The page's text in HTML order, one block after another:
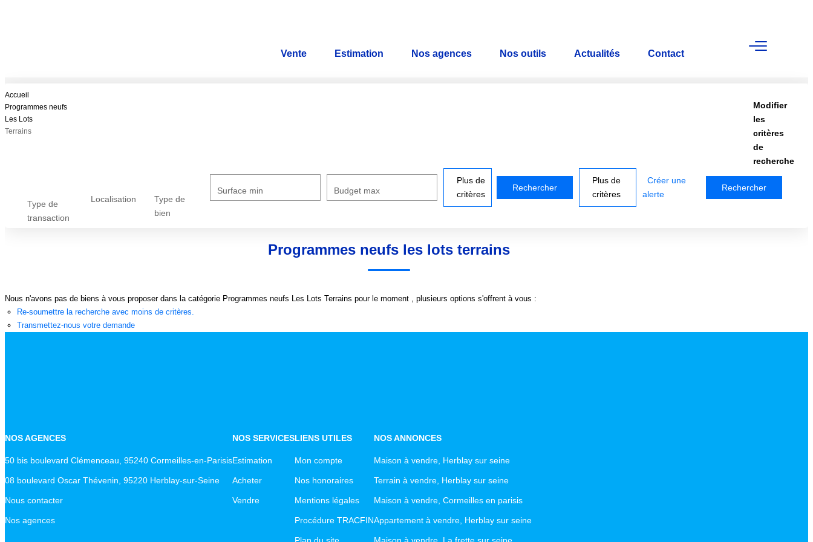
Vente Estimation Nos agences Nos outils Actualités Contact
ESTIMATION
Avis Clients
Accueil
Programmes neufs
Les Lots
Terrains
Modifier
les
critères
de
recherche
Type de
transaction
Localisation
Type de
bien
Surface min Budget max
Plus de
critères
Plus de
critères
Créer une
alerte
Programmes neufs les lots terrains
Nous n'avons pas de biens à vous proposer dans la catégorie Programmes neufs Les Lots Terrains pour le moment , plusieurs options s'offrent à vous :
Re-soumettre la recherche avec moins de critères.
Transmettez-nous votre demande
NOS AGENCES
50 bis boulevard Clémenceau, 95240 Cormeilles-en-Parisis
08 boulevard Oscar Thévenin, 95220 Herblay-sur-Seine
Nous contacter
Nos agences
NOS SERVICES
Estimation
Acheter
Vendre
LIENS UTILES
Mon compte
Nos honoraires
Mentions légales
Procédure TRACFIN
NOS ANNONCES
Maison à vendre, Herblay sur seine
Terrain à vendre, Herblay sur seine
Maison à vendre, Cormeilles en parisis
Appartement à vendre, Herblay sur seine